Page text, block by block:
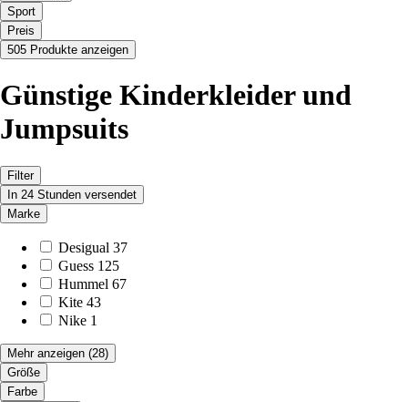
Sport
Preis
505 Produkte anzeigen
Günstige Kinderkleider und
Jumpsuits
Filter
In 24 Stunden versendet
Marke
Desigual 37
Guess 125
Hummel 67
Kite 43
Nike 1
Mehr anzeigen (28)
Größe
Farbe